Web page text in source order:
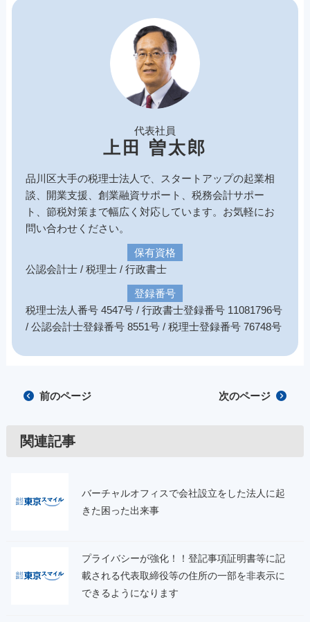
代表社員
上田 曽太郎
品川区大手の税理士法人で、スタートアップの起業相
談、開業支援、創業融資サポート、税務会計サポー
ト、節税対策まで幅広く対応しています。お気軽にお
問い合わせください。
保有資格
公認会計士 / 税理士 / 行政書士
登録番号
税理士法人番号 4547号 / 行政書士登録番号 11081796号
/ 公認会計士登録番号 8551号 / 税理士登録番号 76748号
前のページ 次のページ
関連記事
バーチャルオフィスで会社設立をした法人に起
きた困った出来事
プライバシーが強化！！登記事項証明書等に記
載される代表取締役等の住所の一部を非表示に
できるようになります